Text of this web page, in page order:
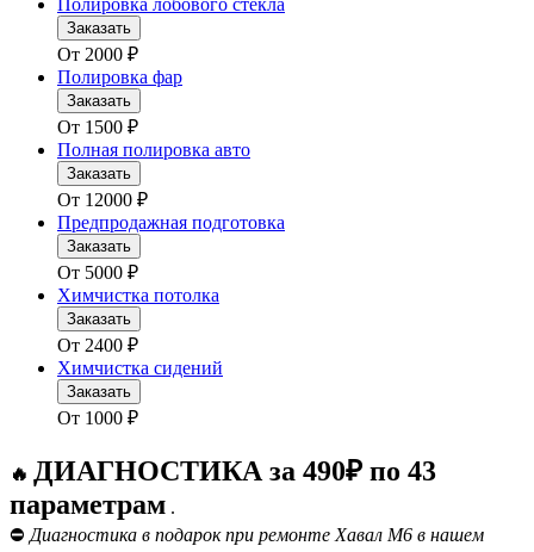
Полировка лобового стекла
Заказать
От 2000 ₽
Полировка фар
Заказать
От 1500 ₽
Полная полировка авто
Заказать
От 12000 ₽
Предпродажная подготовка
Заказать
От 5000 ₽
Химчистка потолка
Заказать
От 2400 ₽
Химчистка сидений
Заказать
От 1000 ₽
🔥 ДИАГНОСТИКА за 490₽ по 43
параметрам .
⛔ Диагностика в подарок при ремонте Хавал М6 в нашем